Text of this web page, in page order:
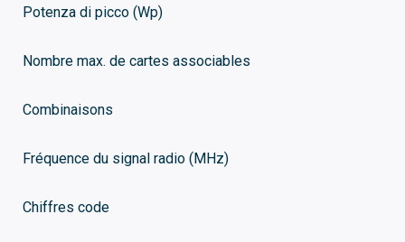
Potenza di picco (Wp)
Nombre max. de cartes associables
Combinaisons
Fréquence du signal radio (MHz)
Chiffres code